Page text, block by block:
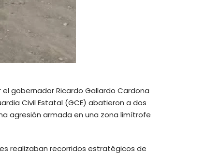
gobernador Ricardo Gallardo Cardona
Civil Estatal (GCE) abatieron a dos
agresión armada en una zona limítrofe
realizaban recorridos estratégicos de